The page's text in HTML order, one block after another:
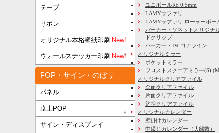
テープ
リボン
オリジナル本格壁紙印刷 New!
ウォールステッカー印刷 New!
POP・サイン・のぼり
パネル
卓上POP
サイン・ディスプレイ
ユニボールRE 0.5mm
LAMYサファリ
LAMYサファリ ローラーボー
パーカー・ソネットオリジナ
ドクリップ
パーカー・IM コアライン
オリジナルミラー
ポケットミラー
フロストスクエアミラー(S)
オリジナルクリアファイル
全面クリアファイル
片面クリアファイル
箔押クリアファイル
オリジナルカレンダー
壁掛けカレンダー
中綴じカレンダー（大部数）